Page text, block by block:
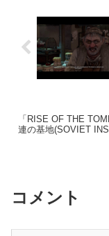
「RISE OF THE
連の基地(SOVIET
コメント